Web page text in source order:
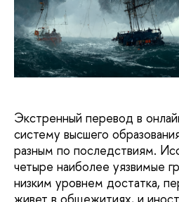
Экстренный перевод в
систему высшего
разным по последствиям.
четыре наиболее уязвимые
низким уровнем достатка,